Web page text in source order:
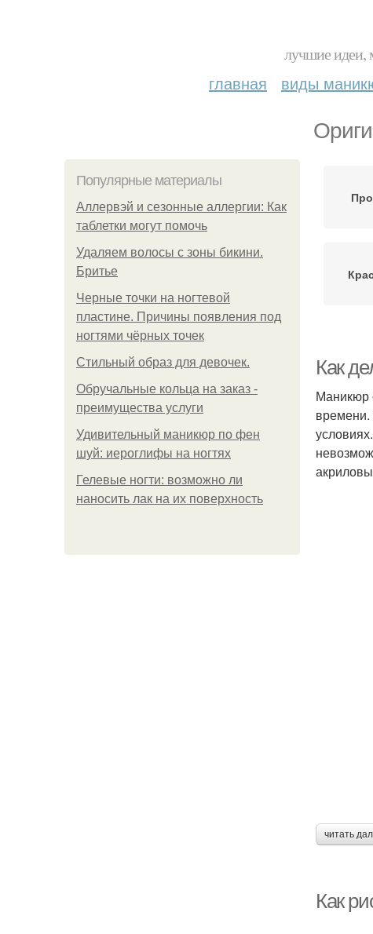
лучшие идеи,
главная виды
Популярные материалы
Аллервэй и сезонные аллергии: Как
таблетки могут помочь
Удаляем волосы с зоны бикини.
Бритье
Черные точки на ногтевой
пластине. Причины появления под
ногтями чёрных точек
Стильный образ для девочек.
Обручальные кольца на заказ -
преимущества услуги
Удивительный маникюр по фен
шуй: иероглифы на ногтях
Гелевые ногти: возможно ли
наносить лак на их поверхность
Как
Маникюр
времени.
читать
Как